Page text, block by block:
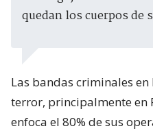
quedan los cuerpos de
Las bandas criminales
terror, principalmente en
enfoca el 80% de sus